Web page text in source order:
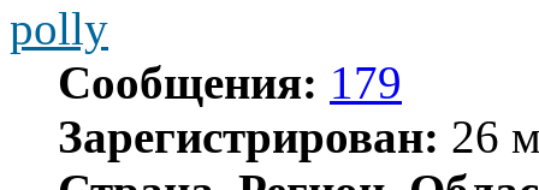
polly
Сообщения: 179
Зарегистрирован: 26